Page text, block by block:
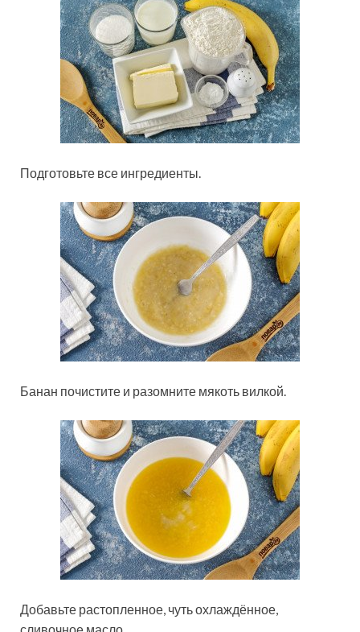
Подготовьте все ингредиенты.
Банан почистите и разомните мякоть вилкой.
Добавьте растопленное, чуть охлаждённое,